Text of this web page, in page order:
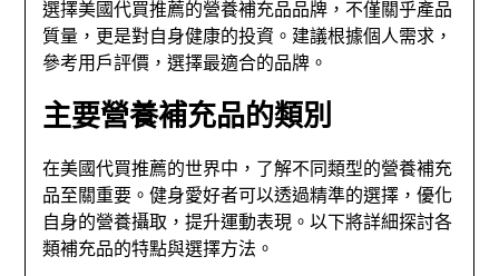
選擇美國代買推薦的營養補充品品牌，不僅關乎產品
質量，更是對自身健康的投資。建議根據個人需求，
參考用戶評價，選擇最適合的品牌。
主要營養補充品的類別
在美國代買推薦的世界中，了解不同類型的營養補充
品至關重要。健身愛好者可以透過精準的選擇，優化
自身的營養攝取，提升運動表現。以下將詳細探討各
類補充品的特點與選擇方法。